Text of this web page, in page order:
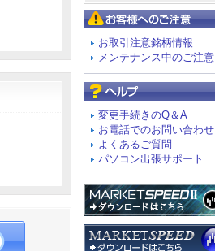
お取引注意銘柄情報
メンテナンス中のご注意
変更手続きのQ＆A
お電話でのお問い合わせ
よくあるご質問
パソコン出張サポート